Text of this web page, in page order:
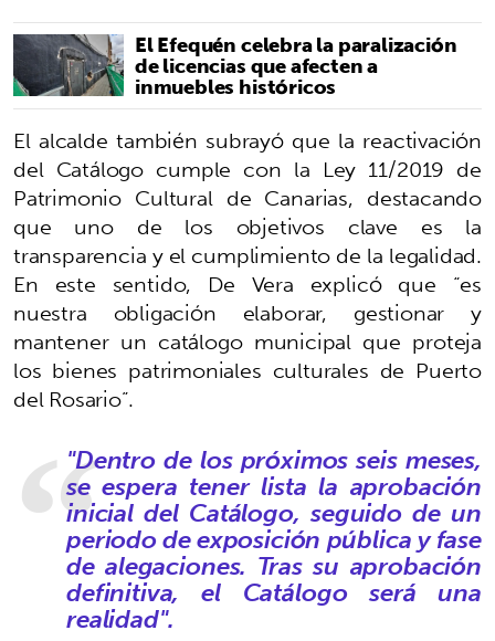
El Efequén celebra la paralización
de licencias que afecten a
inmuebles históricos
El alcalde también subrayó que la reactivación
del Catálogo cumple con la Ley 11/2019 de
Patrimonio Cultural de Canarias, destacando
que uno de los objetivos clave es la
transparencia y el cumplimiento de la legalidad.
En este sentido, De Vera explicó que “es
nuestra obligación elaborar, gestionar y
mantener un catálogo municipal que proteja
los bienes patrimoniales culturales de Puerto
del Rosario”.
"Dentro de los próximos seis meses,
se espera tener lista la aprobación
inicial del Catálogo, seguido de un
periodo de exposición pública y fase
de alegaciones. Tras su aprobación
definitiva, el Catálogo será una
realidad".